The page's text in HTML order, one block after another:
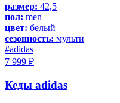
размер: 42,5
пол: men
цвет: белый
сезонность: мульти
#adidas
7 999 ₽
Кеды adidas